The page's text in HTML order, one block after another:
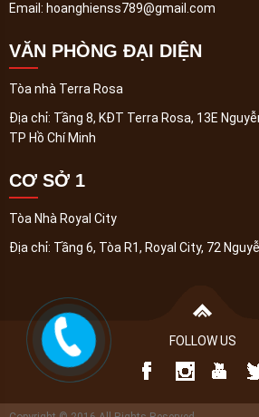
Email: hoanghienss789@gmail.com
VĂN PHÒNG ĐẠI DIỆN
Tòa nhà Terra Rosa
Địa chỉ: Tầng 8, KĐT Terra Rosa, 13E
TP Hồ Chí Minh
CƠ SỞ 1
Tòa Nhà Royal City
Địa chỉ: Tầng 6, Tòa R1, Royal City, 72
FOLLOW US